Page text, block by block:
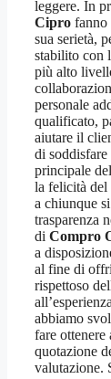
leggere. In
Cipro fanno
sua serietà,
stabilito con
più alto
personale
qualificato,
aiutare il
di
principale
la felicità del
a chiunque
trasparenza
di Compro
a
al fine di
rispettoso
abbiamo
fare
quotazione
valutazione.